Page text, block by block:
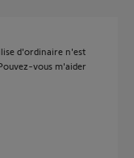
d'ordinaire n'est
vous m'aider